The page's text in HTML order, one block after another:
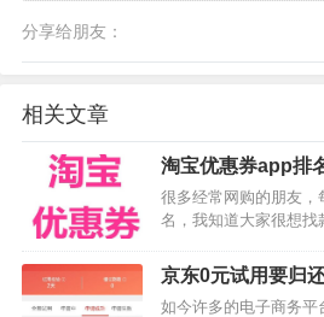
分享给朋友：
相关文章
淘宝优惠券app排
的软件排名第一推
很多经常网购的朋友，
名，我知道大家很想找
淘宝优惠券排名第一的
…
京东0元试用要归
有了？
如今许多的电子商务平